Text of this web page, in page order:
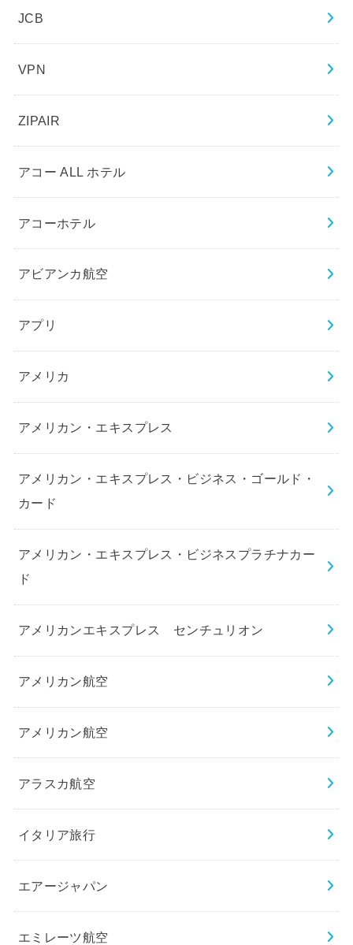
JCB
VPN
ZIPAIR
アコー ALL ホテル
アコーホテル
アビアンカ航空
アプリ
アメリカ
アメリカン・エキスプレス
アメリカン・エキスプレス・ビジネス・ゴールド・
カード
アメリカン・エキスプレス・ビジネスプラチナカー
ド
アメリカンエキスプレス センチュリオン
アメリカン航空
アメリカン航空
アラスカ航空
イタリア旅行
エアージャパン
エミレーツ航空